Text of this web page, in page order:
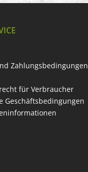
Zahlungsbedingungen
für Verbraucher
Geschäftsbedingungen